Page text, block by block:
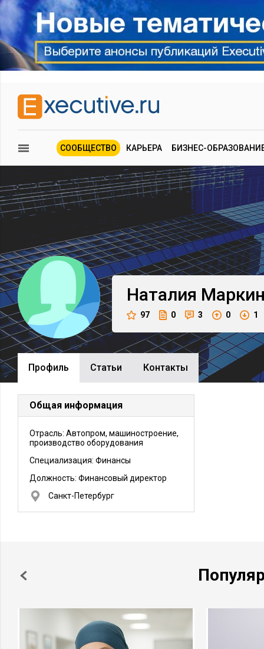
СООБЩЕСТВО КАРЬЕРА БИЗНЕС-
Наталия
97 0 3 0 1
Профиль Cтатьи Контакты
Общая информация
Отрасль: Автопром, машиностроение,
производство оборудования
Специализация: Финансы
Должность: Финансовый директор
Санкт-Петербург